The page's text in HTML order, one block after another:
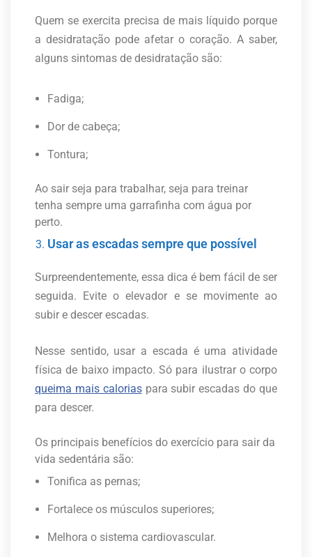
Quem se exercita precisa de mais líquido porque
a desidratação pode afetar o coração. A saber,
alguns sintomas de desidratação são:
Fadiga;
Dor de cabeça;
Tontura;
Ao sair seja para trabalhar, seja para treinar
tenha sempre uma garrafinha com água por
perto.
Usar as escadas sempre que possível
Surpreendentemente, essa dica é bem fácil de ser
seguida. Evite o elevador e se movimente ao
subir e descer escadas.
Nesse sentido, usar a escada é uma atividade
física de baixo impacto. Só para ilustrar o corpo
queima mais caloriaspara subir escadas do que
para descer.
Os principais benefícios do exercício para sair da
vida sedentária são:
Tonifica as pernas;
Fortalece os músculos superiores;
Melhora o sistema cardiovascular.